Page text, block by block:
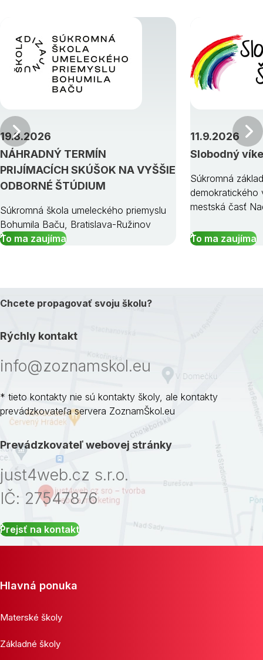
NÁHRADNÝ TERMÍN
PRIJÍMACÍCH SKÚŠOK NA VYŠŠIE
ODBORNÉ ŠTÚDIUM
19.8.2026
Súkromná škola umeleckého priemyslu
Bohumila Baču, Bratislava-Ružinov
To ma zaujíma
Slobodný
11.9.2026
Súkromná
demokratického
mestská časť
To ma zaujíma
Predchádzajúci
Chcete propagovať svoju školu?
Rýchly kontakt
info@zoznamskol.eu
* tieto kontakty nie sú kontakty školy, ale kontakty
prevádzkovateľa servera ZoznamŠkol.eu
Prevádzkovateľ webovej stránky
just4web.cz s.r.o.
IČ: 27547876
Prejsť na kontakt
Hlavná ponuka
Materské školy
Základné školy